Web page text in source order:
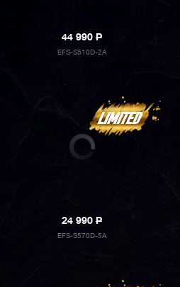
44 990P
EFS-S510D-2A
24 990P
EFS-S570D-5A